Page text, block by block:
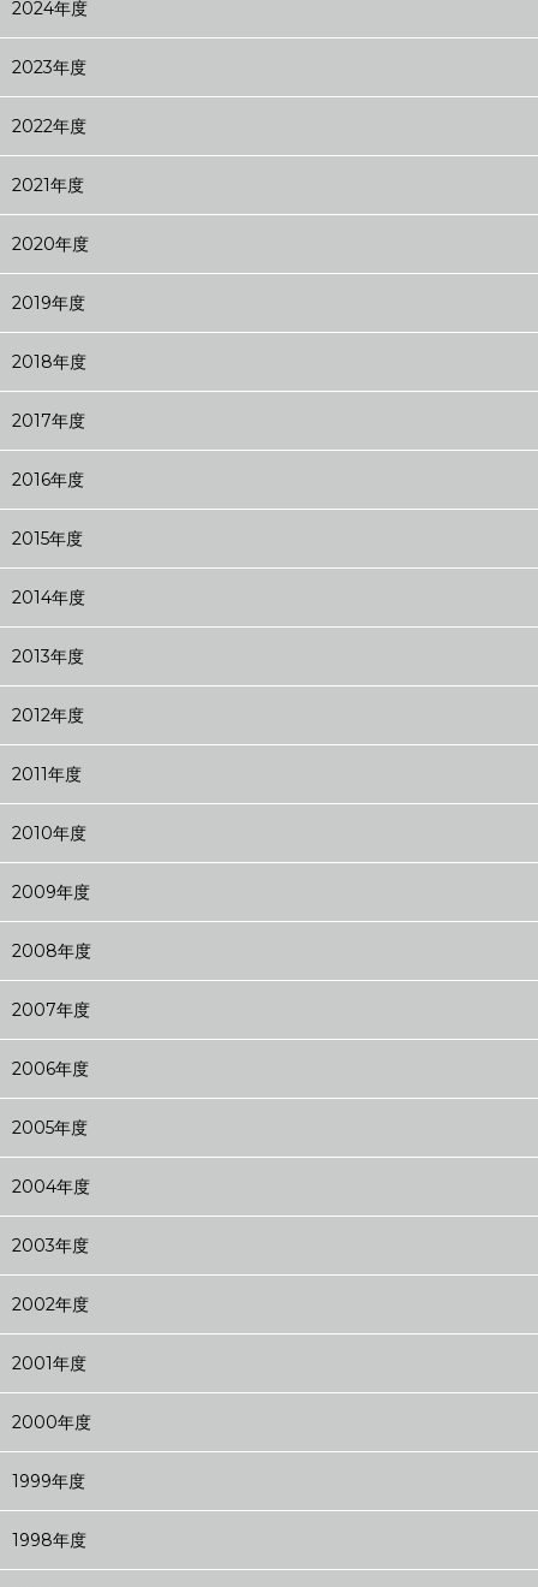
2024年度
2023年度
2022年度
2021年度
2020年度
2019年度
2018年度
2017年度
2016年度
2015年度
2014年度
2013年度
2012年度
2011年度
2010年度
2009年度
2008年度
2007年度
2006年度
2005年度
2004年度
2003年度
2002年度
2001年度
2000年度
1999年度
1998年度